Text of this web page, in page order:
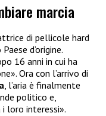
marcia
di pellicole hard
d’origine.
16 anni in cui ha
Ora con l’arrivo di
, l’aria è finalmente
politico e,
loro interessi».